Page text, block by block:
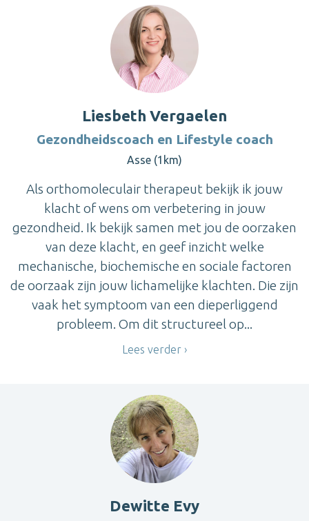
Liesbeth Vergaelen
Gezondheidscoach en Lifestyle coach
Asse (1km)
Als orthomoleculair therapeut bekijk ik jouw
klacht of wens om verbetering in jouw
gezondheid. Ik bekijk samen met jou de oorzaken
van deze klacht, en geef inzicht welke
mechanische, biochemische en sociale factoren
de oorzaak zijn jouw lichamelijke klachten. Die zijn
vaak het symptoom van een dieperliggend
probleem. Om dit structureel op...
Lees verder
Dewitte Evy